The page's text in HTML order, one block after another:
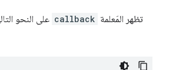
تظهر المَعلمة callback على النحو